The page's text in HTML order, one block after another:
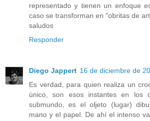
representado y tienen un enfoque
caso se transforman en "obritas de
saludos
Responder
Diego Jappert 16 de diciembre de
Es verdad, para quien realiza un
único, son esos instantes en los
submundo, es el oljeto (lugar)
mano y el papel. De ahí el intenso